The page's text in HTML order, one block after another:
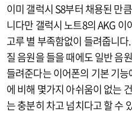
이미 갤럭시 S8부터 채용된 만
니다만 갤럭시 노트8의 AKG
고루 별 부족함없이 들려줍니
질 음원을 들을 때에도 일반 음
들려준다는 이어폰의 기본 기
에 비해 몇가지 아쉬움이 없는
는 충분히 차고 넘치다고 할 수